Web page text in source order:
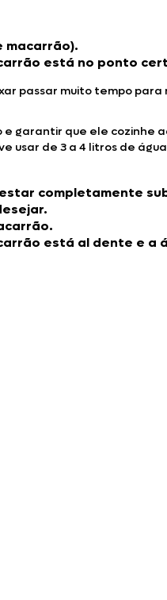
macarrão).
está no ponto
passar muito tempo
e garantir que ele
usar de 3 a 4 litros de
completamente
está al dente e